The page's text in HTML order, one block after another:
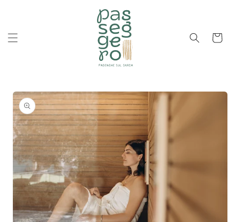
informazioni
sul
prodotto